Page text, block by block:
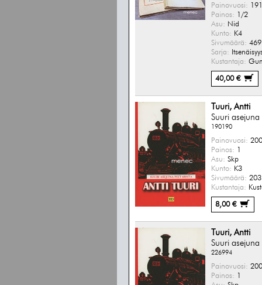
Painovuosi:
Painos: 1/2
Asu: Nid
Kunto: K4
Sivumäärä:
Sarja:
Kustantaja:
40,00 €
Tuuri, Antti
Suuri asejuna
190190
Painovuosi:
Painos: 1
Asu: Skp
Kunto: K3
Sivumäärä:
Kustantaja:
8,00 €
Tuuri, Antti
Suuri asejuna
226994
Painovuosi:
Painos: 1